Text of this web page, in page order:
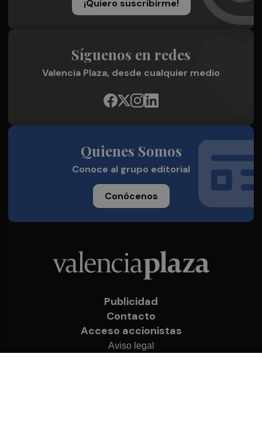
¡Quiero suscribirme!
Síguenos en redes
Valencia Plaza, desde cualquier medio
Quienes Somos
Conoce al grupo editorial
Conócenos
Publicidad
Contacto
Acceso accionistas
Aviso legal